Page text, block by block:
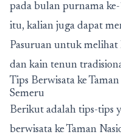
pada bulan purnama
itu, kalian juga dapat
Pasuruan untuk melihat
dan kain tenun
Tips Berwisata ke
Semeru
Berikut adalah tips-tips
berwisata ke Taman